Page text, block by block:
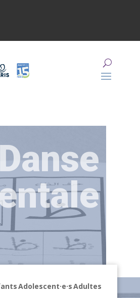
Danse
Adolescent·e·sAdultes